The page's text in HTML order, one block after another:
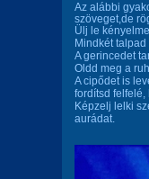
Az alábbi
szöveget,de
Ülj le
Mindkét
A gerincedet
Oldd meg a
A cipődet is
fordítsd
Képzelj lelki
aurádat.